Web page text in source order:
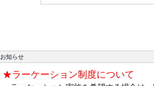
お知らせ
★ラーケーション制度について